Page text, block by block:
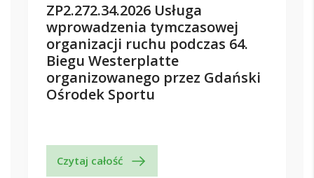
ZP2.272.34.2026 Usługa
wprowadzenia tymczasowej
organizacji ruchu podczas 64.
Biegu Westerplatte
organizowanego przez Gdański
Ośrodek Sportu
Czytaj całość